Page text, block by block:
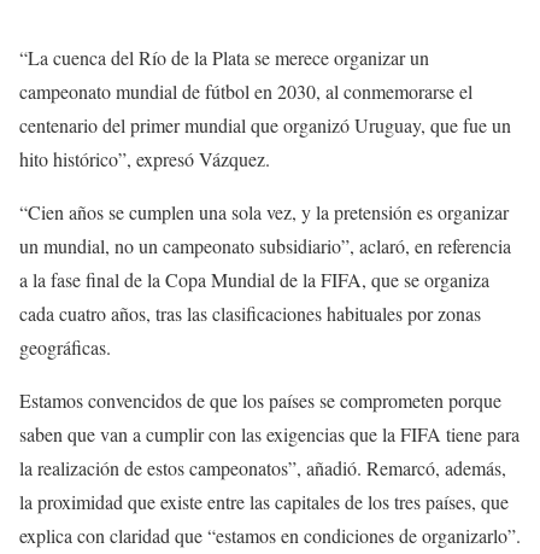
“La cuenca del Río de la Plata se merece organizar un
campeonato mundial de fútbol en 2030, al conmemorarse el
centenario del primer mundial que organizó Uruguay, que fue un
hito histórico”, expresó Vázquez.
“Cien años se cumplen una sola vez, y la pretensión es organizar
un mundial, no un campeonato subsidiario”, aclaró, en referencia
a la fase final de la Copa Mundial de la FIFA, que se organiza
cada cuatro años, tras las clasificaciones habituales por zonas
geográficas.
Estamos convencidos de que los países se comprometen porque
saben que van a cumplir con las exigencias que la FIFA tiene para
la realización de estos campeonatos”, añadió. Remarcó, además,
la proximidad que existe entre las capitales de los tres países, que
explica con claridad que “estamos en condiciones de organizarlo”.